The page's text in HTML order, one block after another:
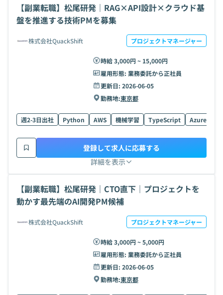
【副業転職】松尾研発｜RAG×API設計×クラウド基
盤を推進する技術PMを募集
株式会社QuackShift プロジェクトマネージャー
時給 3,000円 ~ 15,000円
雇用形態: 業務委託から正社員
更新日: 2026-06-05
勤務地:東京都
週2-3日出社 Python AWS 機械学習 TypeScript Azure
詳細を表示
登録して求人に応募する
【副業転職】松尾研発｜CTO直下｜プロジェクトを
動かす最先端のAI開発PM候補
株式会社QuackShift プロジェクトマネージャー
時給 3,000円 ~ 5,000円
雇用形態: 業務委託から正社員
更新日: 2026-06-05
勤務地:東京都